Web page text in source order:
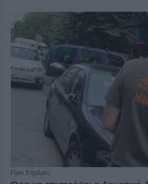
Πριν 3 ημέρες